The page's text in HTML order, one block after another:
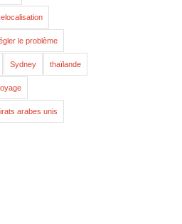
le problème
Sydney thaïlande
arabes unis